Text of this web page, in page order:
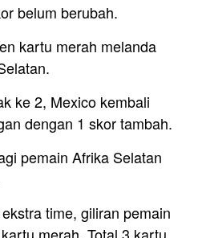
belum berubah.
kartu merah melanda
ke 2, Mexico kembali
dengan 1 skor tambah.
pemain Afrika Selatan
time, giliran pemain
merah. Total 3 kartu